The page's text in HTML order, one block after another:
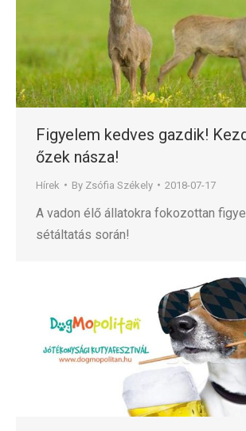
Figyelem kedves gazdik!
őzek násza!
Hírek By Zsófia Székely 2018-07-17
A vadon élő állatokra fokozottan
sétáltatás során!